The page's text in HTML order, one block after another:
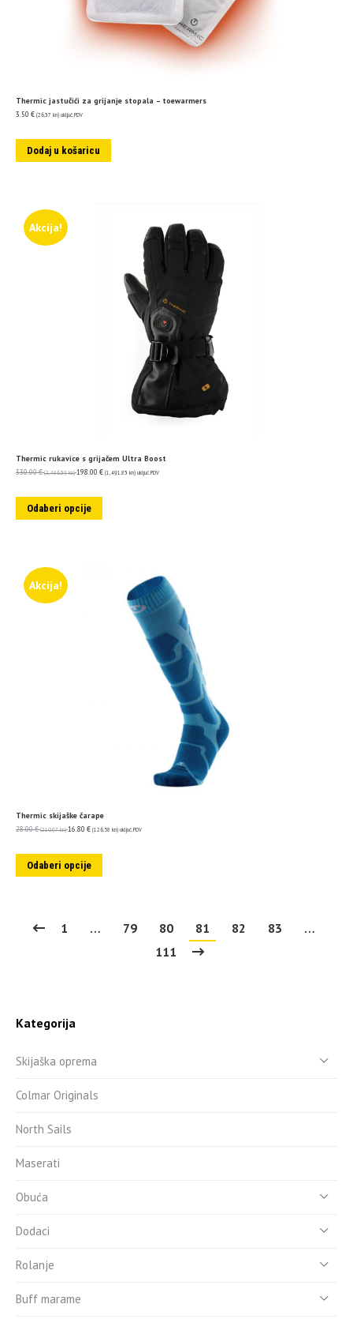
Thermic jastučići za grijanje stopala – toewarmers
3.50 € (26.37 kn) uključ. PDV
Dodaj u košaricu
Akcija!
Thermic rukavice s grijačem Ultra Boost
330.00€ (2,486.39 kn) 198.00 € (1,491.83 kn) uključ. PDV
Odaberi opcije
Akcija!
Thermic skijaške čarape
28.00€ (210.97 kn) 16.80 € (126.58 kn) uključ. PDV
Odaberi opcije
1 … 79 80 81 82 83
…
111
Kategorija
Skijaška oprema
Colmar Originals
North Sails
Maserati
Obuća
Dodaci
Rolanje
Buff marame